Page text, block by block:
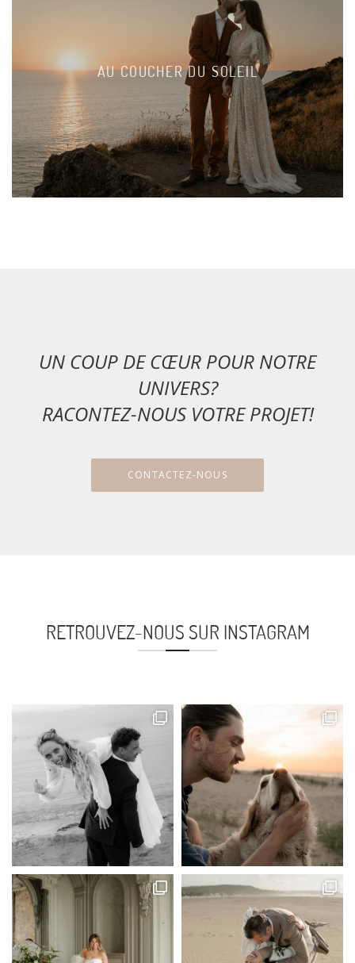
AU COUCHER DU SOLEIL
UN COUP DE CŒUR POUR NOTRE
UNIVERS?
RACONTEZ-NOUS VOTRE PROJET!
CONTACTEZ-NOUS
RETROUVEZ-NOUS SUR INSTAGRAM